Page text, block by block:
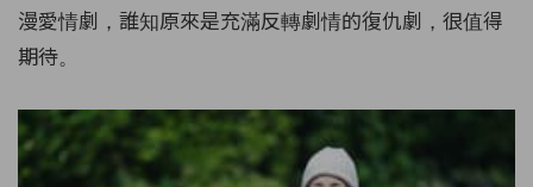
漫愛情劇，誰知原來是充滿反轉劇情的復仇劇，很值得
期待。